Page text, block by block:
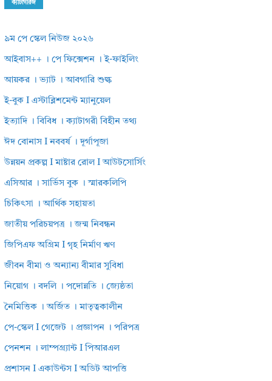
ক্যাটাগরিজ
৯ম পে স্কেল নিউজ ২০২৬
আইবাস++ । পে ফিক্সেশন । ই-ফাইলিং
আয়কর । ভ্যাট । আবগারি শুল্ক
ই-বুক I এস্টাব্লিশমেন্ট ম্যানুয়েল
ইত্যাদি । বিবিধ । ক্যাটাগরী বিহীন তথ্য
ঈদ বোনাস I নববর্ষ । দূর্গাপূজা
উন্নয়ন প্রকল্প I মাষ্টার রোল I আউটসোর্সিং
এসিআর । সার্ভিস বুক । স্মারকলিপি
চিকিৎসা । আর্থিক সহায়তা
জাতীয় পরিচয়পত্র । জন্ম নিবন্ধন
জিপিএফ অগ্রিম I গৃহ নির্মাণ ঋণ
জীবন বীমা ও অন্যান্য বীমার সুবিধা
নিয়োগ । বদলি । পদোন্নতি । জ্যেষ্ঠতা
নৈমিত্তিক । অর্জিত । মাতৃত্বকালীন
পে-স্কেল I গেজেট । প্রজ্ঞাপন । পরিপত্র
পেনশন । লাম্পগ্র্যান্ট I পিআরএল
প্রশাসন I একাউন্টস I অডিট আপত্তি